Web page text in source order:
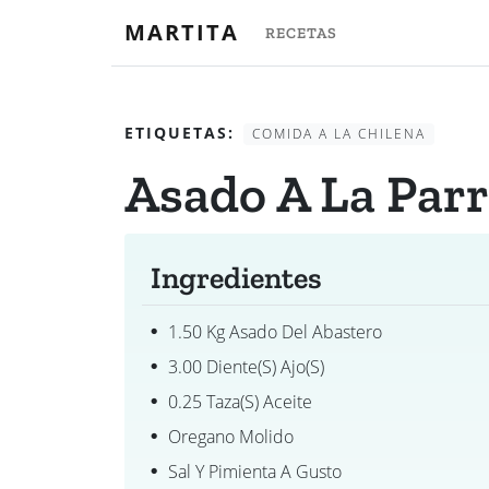
MARTITA RECETAS
ETIQUETAS: COMIDA A LA CHILENA
Asado A La
Ingredientes
1.50 Kg Asado Del Abastero
3.00 Diente(s) Ajo(s)
0.25 Taza(s) Aceite
Oregano Molido
Sal Y Pimienta A Gusto